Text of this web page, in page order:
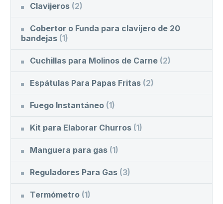
Clavijeros (2)
Cobertor o Funda para clavijero de 20
bandejas (1)
Cuchillas para Molinos de Carne (2)
Espátulas Para Papas Fritas (2)
Fuego Instantáneo (1)
Kit para Elaborar Churros (1)
Manguera para gas (1)
Reguladores Para Gas (3)
Termómetro (1)